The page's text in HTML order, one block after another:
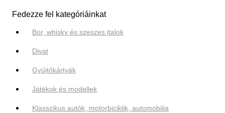
Fedezze fel kategóriáinkat
Bor, whisky és szeszes italok
Divat
Gyűjtőkártyák
Játékok és modellek
Klasszikus autók, motorbiciklik, automobilia